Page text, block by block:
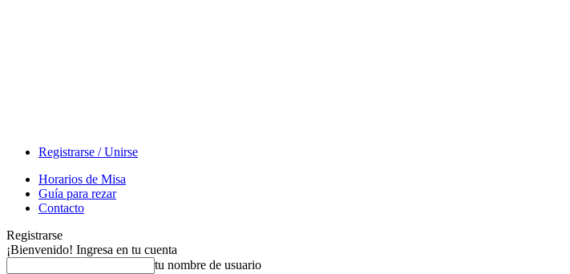
Registrarse / Unirse
Horarios de Misa
Guía para rezar
Contacto
Registrarse
¡Bienvenido! Ingresa en tu cuenta
tu nombre de usuario